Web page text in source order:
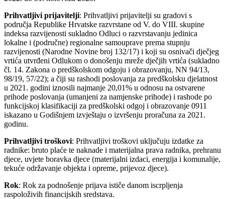
Prihvatljivi prijavitelji: Prihvatljivi prijavitelji su gradovi s
područja Republike Hrvatske razvrstane od V. do VIII. skupine
indeksa razvijenosti sukladno Odluci o razvrstavanju jedinica
lokalne i (područne) regionalne samouprave prema stupnju
razvijenosti (Narodne Novine broj 132/17) i koji su osnivači dječjeg
vrtića utvrđeni Odlukom o donošenju mreže dječjih vrtića (sukladno
čl. 14. Zakona o predškolskom odgoju i obrazovanju, NN 94/13,
98/19, 57/22); a čiji su rashodi poslovanja za predškolsku djelatnost
u 2021. godini iznosili najmanje 20,01% u odnosu na ostvarene
prihode poslovanja (umanjeni za namjenske prihode) i rashode po
funkcijskoj klasifikaciji za predškolski odgoj i obrazovanje 0911
iskazano u Godišnjem izvještaju o izvršenju proračuna za 2021.
godinu.
Prihvatljivi troškovi: Prihvatljivi troškovi uključuju izdatke za
radnike: bruto plaće te naknade i materijalna prava radnika, prehranu
djece, uvjete boravka djece (materijalni izdaci, energija i komunalije,
tekuće održavanje objekta i opreme, prijevoz djece).
Rok: Rok za podnošenje prijava ističe danom iscrpljenja
raspoloživih financijskih sredstava.